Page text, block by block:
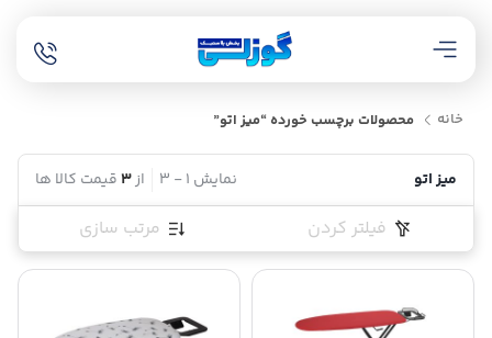
خانه محصولات برچسب خورده “میز اتو”
میز اتو نمایش 1
-
3 از3قیمت کالا ها
فیلتر کردن مرتب سازی